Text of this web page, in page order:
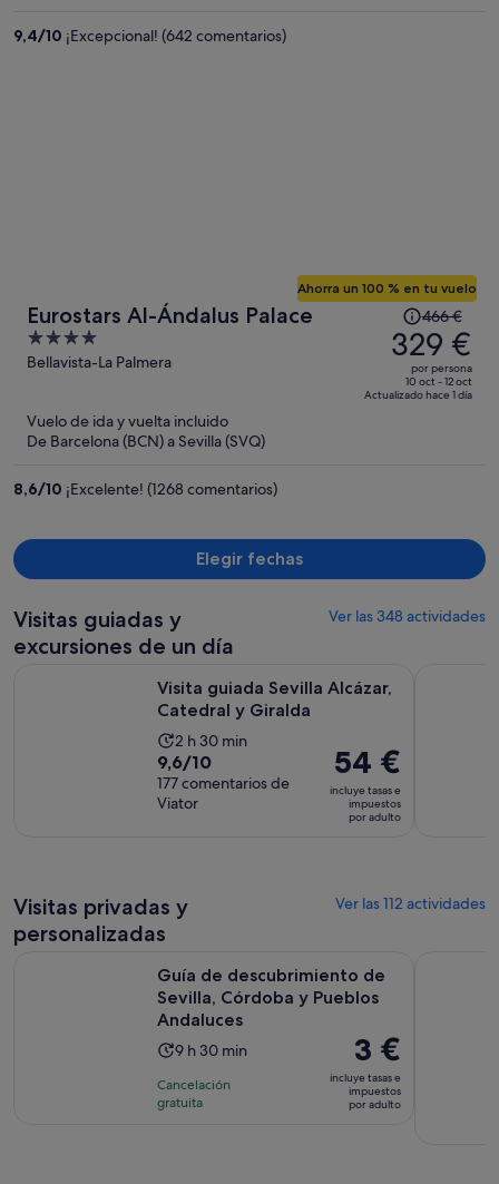
9,4/10 ¡Excepcional! (642 comentarios)
Eurostars Al-Ándalus Palace
4
out
Bellavista-La Palmera
Ahorra un 100 % en tu vuelo
El
precio
era
de
466 €,
persona
466 €
329 €
por persona
10 oct - 12 oct
Actualizado hace 1 día
Vuelo de ida y vuelta incluido
De Barcelona (BCN) a Sevilla (SVQ)
8,6/10 ¡Excelente! (1268 comentarios)
Elegir fechas
Visitas guiadas y
excursiones de un día
Ver las 348 actividades
Visita guiada Sevilla Alcázar,
Catedral y Giralda
La
duración
de
la
2 horas
2 h 30 min
9.6
sobre
10
9,6/10
177 comentarios de
Viator
El
precio
es
de
adulto
54 €
incluye tasas e
impuestos
por adulto
Visitas privadas y
personalizadas
Ver las 112 actividades
Guía de descubrimiento de
Sevilla, Córdoba y Pueblos
Andaluces
La
de
9 h 30 min
Cancelación
gratuita
El
precio
es
de
3 €
incluye tasas e
impuestos
por adulto